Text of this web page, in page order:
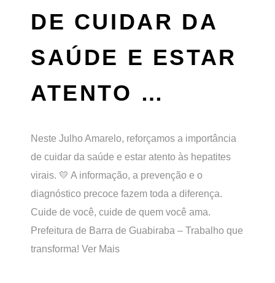
DE CUIDAR DA
SAÚDE E ESTAR
ATENTO …
Neste Julho Amarelo, reforçamos a importância
de cuidar da saúde e estar atento às hepatites
virais. 💛 A informação, a prevenção e o
diagnóstico precoce fazem toda a diferença.
Cuide de você, cuide de quem você ama.
Prefeitura de Barra de Guabiraba – Trabalho que
transforma! Ver Mais